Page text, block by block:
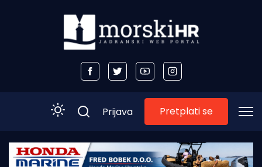
Početna
Prijava Pretplati se